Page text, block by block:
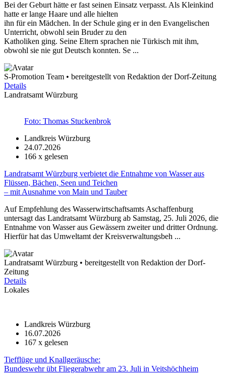
Bei der Geburt hätte er fast seinen Einsatz verpasst. Als Kleinkind
hatte er lange Haare und alle hielten
ihn für ein Mädchen. In der Schule ging er in den Evangelischen
Unterricht, obwohl sein Bruder zu den
Katholiken ging. Seine Eltern sprachen nie Türkisch mit ihm,
obwohl sie nie gut Deutsch konnten. Se ...
S-Promotion Team • bereitgestellt von Redaktion der Dorf-Zeitung
Details
Landratsamt Würzburg
Foto: Thomas Stuckenbrok
Landkreis Würzburg
24.07.2026
166 x gelesen
Landratsamt Würzburg verbietet die Entnahme von Wasser aus
Flüssen, Bächen, Seen und Teichen
– mit Ausnahme von Main und Tauber
Auf Empfehlung des Wasserwirtschaftsamts Aschaffenburg
untersagt das Landratsamt Würzburg ab Samstag, 25. Juli 2026, die
Entnahme von Wasser aus Gewässern zweiter und dritter Ordnung.
Hierfür hat das Umweltamt der Kreisverwaltungsbeh ...
Landratsamt Würzburg • bereitgestellt von Redaktion der Dorf-
Zeitung
Details
Lokales
Landkreis Würzburg
16.07.2026
167 x gelesen
Tiefflüge und Knallgeräusche:
Bundeswehr übt Fliegerabwehr am 23. Juli in Veitshöchheim